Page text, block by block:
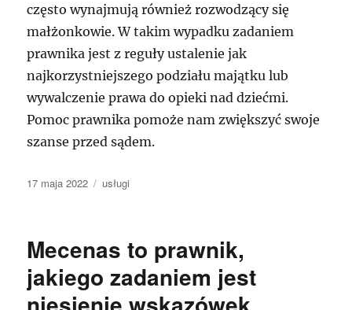
często wynajmują również rozwodzący się
małżonkowie. W takim wypadku zadaniem
prawnika jest z reguły ustalenie jak
najkorzystniejszego podziału majątku lub
wywalczenie prawa do opieki nad dziećmi.
Pomoc prawnika pomoże nam zwiększyć swoje
szanse przed sądem.
Data
17 maja 2022 Kategorie
usługi
Mecenas to prawnik,
jakiego zadaniem jest